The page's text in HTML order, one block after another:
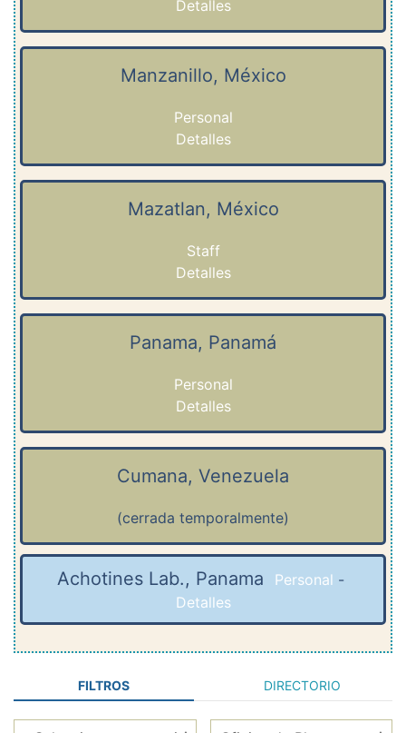
Detalles
Manzanillo, México
Personal
Detalles
Mazatlan, México
Staff
Detalles
Panama, Panamá
Personal
Detalles
Cumana, Venezuela
(cerrada temporalmente)
Achotines Lab., Panama Personal -
Detalles
FILTROS DIRECTORIO